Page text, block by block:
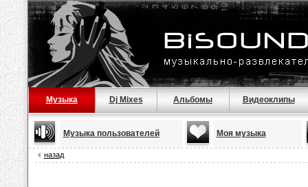
Музыка Dj Mixes Альбомы Видеоклипы
Музыка пользователей Моя музыка
назад